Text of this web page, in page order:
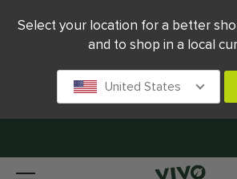
Select your location for a better
and to shop in a local
United States